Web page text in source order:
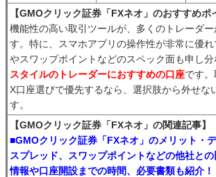
【GMOクリック証券「FXネオ」のおすすめポ
機能性の高い取引ツールが、多くのトレーダ
す。特に、スマホアプリの操作性が非常に優
やスワップポイントなどのスペック面も申し分
スタイルのトレーダーにおすすめの口座です
X口座選びで優先するなら、選択肢から外せな
す。
【GMOクリック証券「FXネオ」の関連記事】
■GMOクリック証券「FXネオ」のメリット・
スプレッド、スワップポイントなどの他社と
情報や口座開設までの時間、必要書類も紹介！